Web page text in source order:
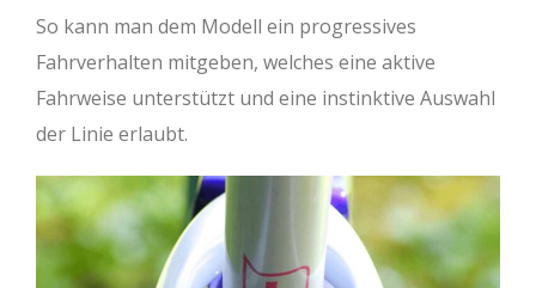
So kann man dem Modell ein progressives
Fahrverhalten mitgeben, welches eine aktive
Fahrweise unterstützt und eine instinktive Auswahl
der Linie erlaubt.